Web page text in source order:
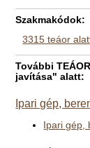
Szakmakódok:
3315 teáor
További
javítása" alatt:
Ipari gép,
Ipari